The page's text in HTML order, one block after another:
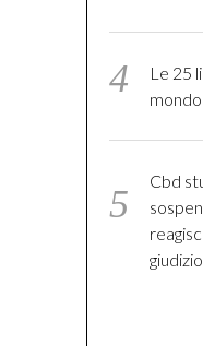
Le 25
mondo
Cbd
giudizio